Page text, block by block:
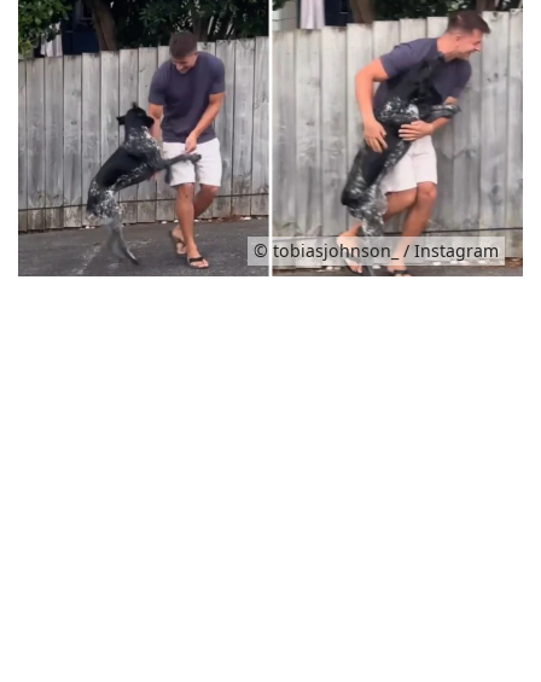
© tobiasjohnson_ / Instagram